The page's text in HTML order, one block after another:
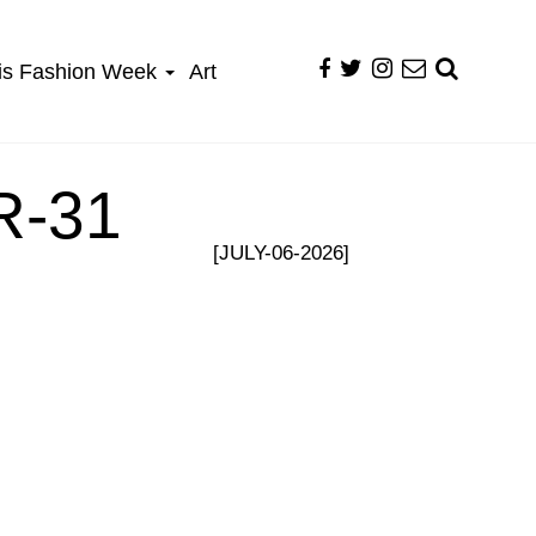
Fashion Week Art
31
[JULY-06-2026]